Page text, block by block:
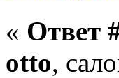
« Ответ
otto,